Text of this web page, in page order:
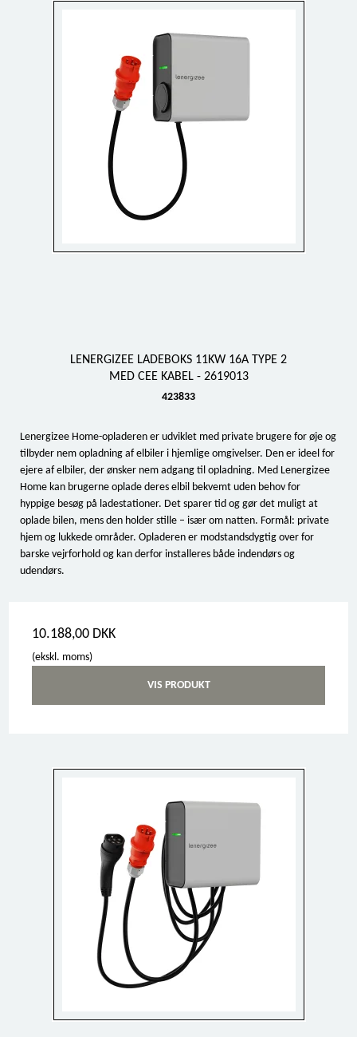
LENERGIZEE LADEBOKS 11KW 16A TYPE 2
MED CEE KABEL - 2619013
423833
Lenergizee Home-opladeren er udviklet med private brugere for øje og
tilbyder nem opladning af elbiler i hjemlige omgivelser. Den er ideel for
ejere af elbiler, der ønsker nem adgang til opladning. Med Lenergizee
Home kan brugerne oplade deres elbil bekvemt uden behov for
hyppige besøg på ladestationer. Det sparer tid og gør det muligt at
oplade bilen, mens den holder stille – især om natten. Formål: private
hjem og lukkede områder. Opladeren er modstandsdygtig over for
barske vejrforhold og kan derfor installeres både indendørs og
udendørs.
10.188,00 DKK
(ekskl. moms)
VIS PRODUKT